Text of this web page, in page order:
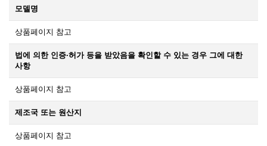
모델명
상품페이지 참고
법에 의한 인증·허가 등을 받았음을 확인할 수 있는 경우 그에 대한
사항
상품페이지 참고
제조국 또는 원산지
상품페이지 참고